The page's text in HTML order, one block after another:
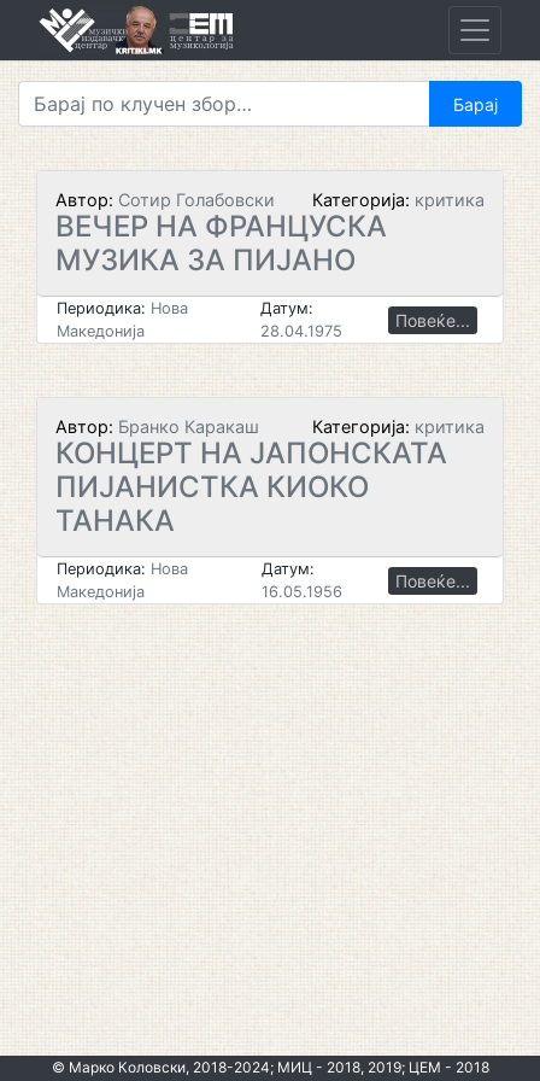
Автор: Сотир Голабовски Категорија: критика
ВЕЧЕР НА ФРАНЦУСКА
МУЗИКА ЗА ПИЈАНО
Периодика: Нова
Македонија
Датум:
28.04.1975
Повеќе...
Автор: Бранко Каракаш Категорија: критика
КОНЦЕРТ НА ЈАПОНСКАТА
ПИЈАНИСТКА КИОКО
ТАНАКА
Периодика: Нова
Македонија
Датум:
16.05.1956
Повеќе...
© Марко Коловски, 2018-2024; МИЦ - 2018, 2019; ЦЕМ - 2018